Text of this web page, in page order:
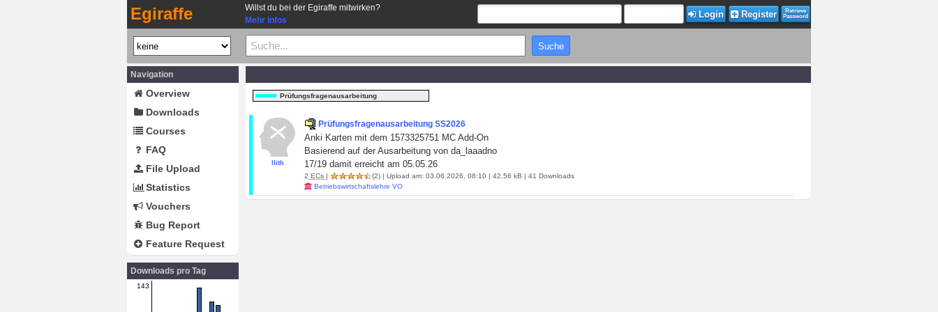
Egiraffe
Willst du bei der Egiraffe mitwirken?
Mehr Infos
Login Register
Retrieve
Password
Navigation
Overview
Downloads
Courses
FAQ
File Upload
Statistics
Vouchers
Bug Report
Feature Request
Downloads pro Tag
143
Prüfungsfragenausarbeitung
llith
Prüfungsfragenausarbeitung SS2026
Anki Karten mit dem 1573325751 MC Add-On
Basierend auf der Ausarbeitung von da_laaadno
17/19 damit erreicht am 05.05.26
2 ECs | (2) | Upload am: 03.06.2026, 08:10 | 42,56 kB | 41 Downloads
Betriebswirtschaftslehre VO